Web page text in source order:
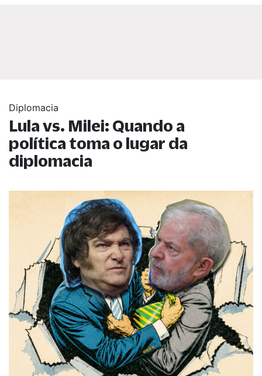
Diplomacia
Lula vs. Milei: Quando a
política toma o lugar da
diplomacia